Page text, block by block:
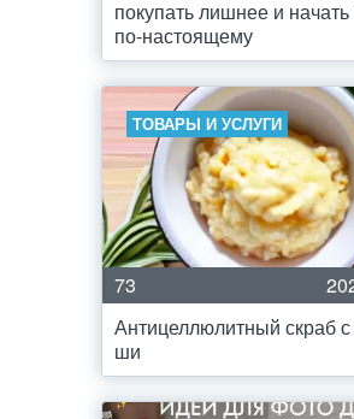
покупать лишнее и начать
по-настоящему
ТОВАРЫ И УСЛУГИ
73
Антицеллюлитный скраб
ши